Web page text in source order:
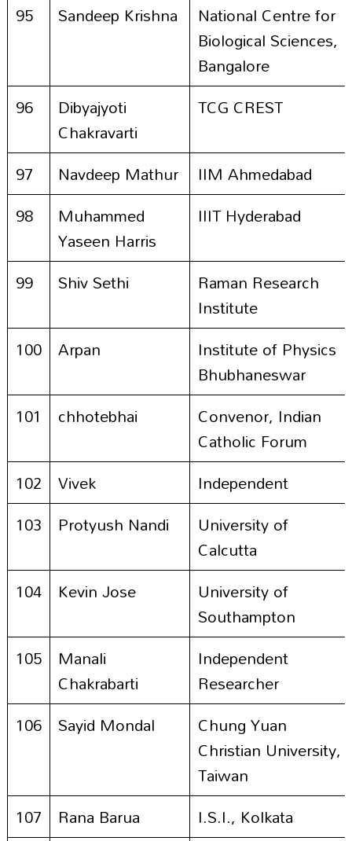
95 Sandeep Krishna
National Centre for
Biological Sciences,
Bangalore
96
Dibyajyoti
Chakravarti
TCG CREST
97 Navdeep Mathur
IIM Ahmedabad
98
Muhammed
Yaseen Harris
IIIT Hyderabad
99 Shiv Sethi
Raman Research
Institute
100 Arpan
Institute of Physics
Bhubhaneswar
101
chhotebhai
Convenor, Indian
Catholic Forum
102 Vivek
Independent
103 Protyush Nandi
University of
Calcutta
104 Kevin Jose
University of
Southampton
105 Manali
Chakrabarti
Independent
Researcher
106 Sayid Mondal
Chung Yuan
Christian University,
Taiwan
107 Rana Barua
I.S.I., Kolkata